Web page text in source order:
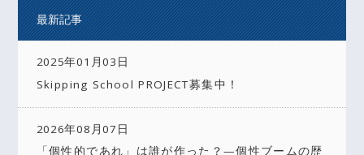
最新記事
2025年01月03日
Skipping School PROJECT募集中！
2026年08月07日
「個性的であれ」は誰が作った？—個性ブームの歴